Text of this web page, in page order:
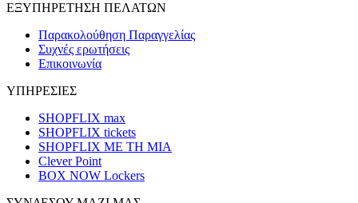
ΕΞΥΠΗΡΕΤΗΣΗ ΠΕΛΑΤΩΝ
Παρακολούθηση Παραγγελίας
Συχνές ερωτήσεις
Επικοινωνία
ΥΠΗΡΕΣΙΕΣ
SHOPFLIX max
SHOPFLIX tickets
SHOPFLIX ΜΕ ΤΗ ΜΙΑ
Clever Point
BOX NOW Lockers